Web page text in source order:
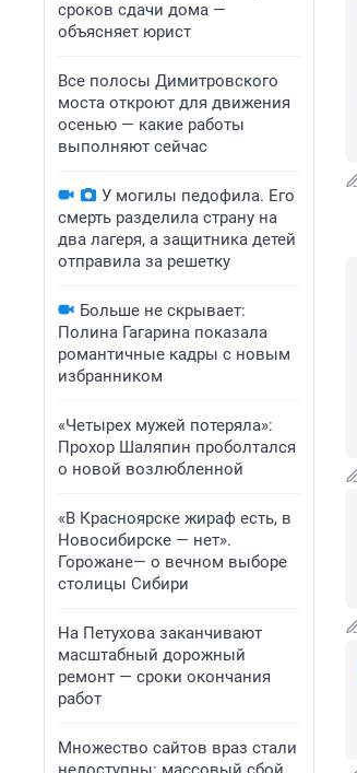
сроков сдачи дома —
объясняет юрист
Все полосы Димитровского
моста откроют для движения
осенью — какие работы
выполняют сейчас
У могилы педофила. Его
смерть разделила страну на
два лагеря, а защитника детей
отправила за решетку
Больше не скрывает:
Полина Гагарина показала
романтичные кадры с новым
избранником
«Четырех мужей потеряла»:
Прохор Шаляпин проболтался
о новой возлюбленной
«В Красноярске жираф есть, в
Новосибирске — нет».
Горожане— о вечном выборе
столицы Сибири
На Петухова заканчивают
масштабный дорожный
ремонт — сроки окончания
работ
Множество сайтов враз стали